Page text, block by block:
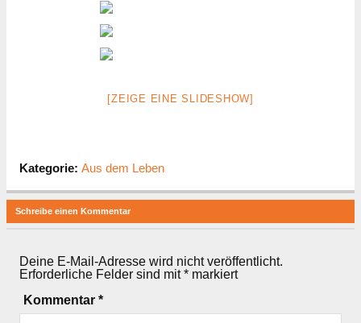
[ZEIGE EINE SLIDESHOW]
Kategorie: Aus dem Leben
Schreibe einen Kommentar
Deine E-Mail-Adresse wird nicht veröffentlicht.
Erforderliche Felder sind mit* markiert
Kommentar *